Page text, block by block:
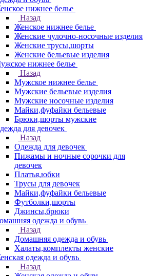
нижнее белье
Назад
Женское нижнее белье
Женские чулочно-носочные изделия
Женские трусы,шорты
Женские бельевые изделия
нижнее белье
Назад
Мужское нижнее белье
Мужские бельевые изделия
Мужские носочные изделия
Майки,фуфайки бельевые
Брюки,шорты мужские
для девочек
Назад
Одежда для девочек
Пижамы и ночные сорочки для
девочек
Платья,юбки
Трусы для девочек
Майки,фуфайки бельевые
Футболки,шорты
Джинсы,брюки
одежда и обувь
Назад
Домашняя одежда и обувь
Халаты,комплекты женские
одежда и обувь
Назад